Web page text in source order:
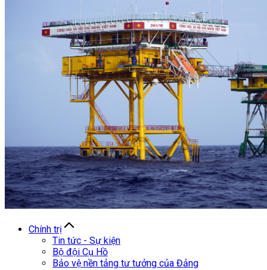
Chính trị
Tin tức - Sự kiện
Bộ đội Cụ Hồ
Bảo vệ nền tảng tư tưởng của Đảng